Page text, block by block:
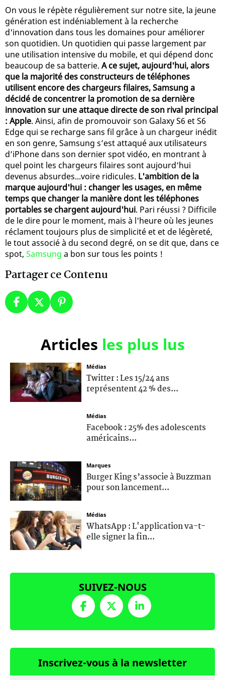
On vous le répète régulièrement sur notre site, la jeune
génération est indéniablement à la recherche
d'innovation dans tous les domaines pour améliorer
son quotidien. Un quotidien qui passe largement par
une utilisation intensive du mobile, et qui dépend donc
beaucoup de sa batterie. A ce sujet, aujourd'hui, alors
que la majorité des constructeurs de téléphones
utilisent encore des chargeurs filaires, Samsung a
décidé de concentrer la promotion de sa dernière
innovation sur une attaque directe de son rival principal
: Apple. Ainsi, afin de promouvoir son Galaxy S6 et S6
Edge qui se recharge sans fil grâce à un chargeur inédit
en son genre, Samsung s’est attaqué aux utilisateurs
d’iPhone dans son dernier spot vidéo, en montrant à
quel point les chargeurs filaires sont aujourd'hui
devenus absurdes...voire ridicules. L'ambition de la
marque aujourd'hui : changer les usages, en même
temps que changer la manière dont les téléphones
portables se chargent aujourd'hui. Pari réussi ? Difficile
de le dire pour le moment, mais à l'heure où les jeunes
réclament toujours plus de simplicité et et de légèreté,
le tout associé à du second degré, on se dit que, dans ce
spot, Samsung a bon sur tous les points !
Partager ce Contenu
Articles les plus lus
Médias
Twitter : Les 15/24 ans
représentent 42 % des...
Médias
Facebook : 25% des adolescents
américains...
Marques
Burger King s’associe à Buzzman
pour son lancement...
Médias
WhatsApp : L'application va-t-
elle signer la fin...
SUIVEZ-NOUS
Inscrivez-vous à la newsletter